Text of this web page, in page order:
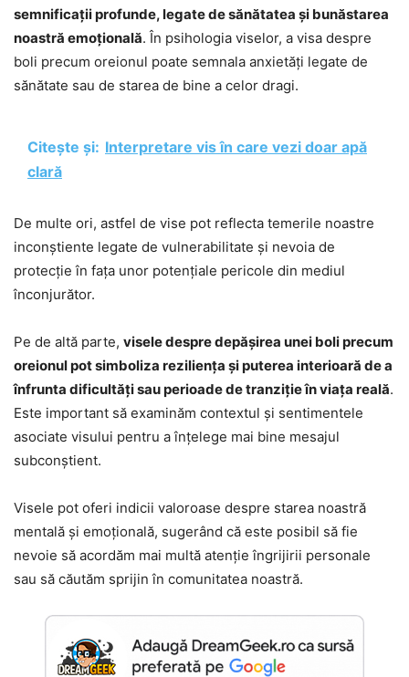
semnificații profunde, legate de sănătatea și bunăstarea
noastră emoțională. În psihologia viselor, a visa despre
boli precum oreionul poate semnala anxietăți legate de
sănătate sau de starea de bine a celor dragi.
Citește și: Interpretare vis în care vezi doar apă
clară
De multe ori, astfel de vise pot reflecta temerile noastre
inconștiente legate de vulnerabilitate și nevoia de
protecție în fața unor potențiale pericole din mediul
înconjurător.
Pe de altă parte, visele despre depășirea unei boli precum
oreionul pot simboliza reziliența și puterea interioară de a
înfrunta dificultăți sau perioade de tranziție în viața reală.
Este important să examinăm contextul și sentimentele
asociate visului pentru a înțelege mai bine mesajul
subconștient.
Visele pot oferi indicii valoroase despre starea noastră
mentală și emoțională, sugerând că este posibil să fie
nevoie să acordăm mai multă atenție îngrijirii personale
sau să căutăm sprijin în comunitatea noastră.